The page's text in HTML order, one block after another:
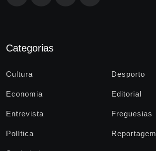
Categorias
Cultura Desporto
Economia Editorial
Entrevista Freguesias
Política Reportagem